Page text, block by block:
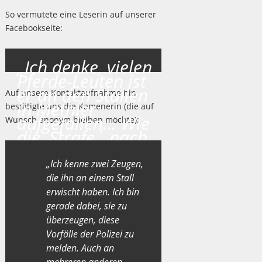
So vermutete eine Leserin auf unserer
Facebookseite:
„Ich denke, vielen
er an den Ställen
in Methler
aufgefallen… Wie
die ,Strafe´ nach
ausfallen wird,
können wir uns
wohl denken…“
Auf unsere Kontaktaufnahme hin
bestätigte uns die Kamenerin (die auf
Wunsch anonym bleiben möchte):
„Ich kenne zwei Zeugen,
die ihn an einem Stall
erwischt haben. Ich bin
gerade dabei, sie zu
überzeugen, diese
Vorfälle der Polizei zu
melden. Auch an